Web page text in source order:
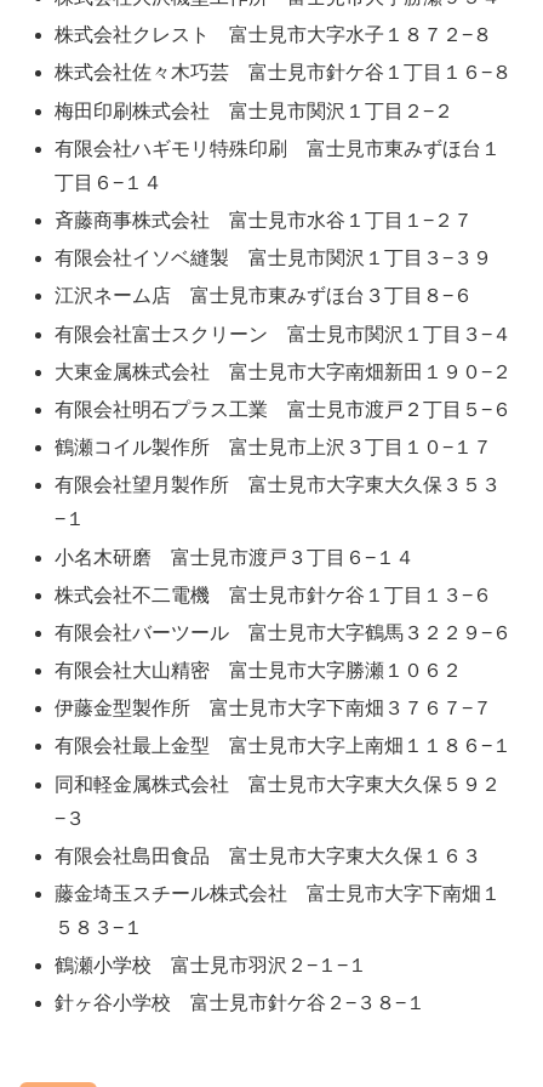
株式会社クレスト 富士見市大字水子１８７２−８
株式会社佐々木巧芸 富士見市針ケ谷１丁目１６−８
梅田印刷株式会社 富士見市関沢１丁目２−２
有限会社ハギモリ特殊印刷 富士見市東みずほ台１
丁目６−１４
斉藤商事株式会社 富士見市水谷１丁目１−２７
有限会社イソベ縫製 富士見市関沢１丁目３−３９
江沢ネーム店 富士見市東みずほ台３丁目８−６
有限会社富士スクリーン 富士見市関沢１丁目３−４
大東金属株式会社 富士見市大字南畑新田１９０−２
有限会社明石プラス工業 富士見市渡戸２丁目５−６
鶴瀬コイル製作所 富士見市上沢３丁目１０−１７
有限会社望月製作所 富士見市大字東大久保３５３
−１
小名木研磨 富士見市渡戸３丁目６−１４
株式会社不二電機 富士見市針ケ谷１丁目１３−６
有限会社バーツール 富士見市大字鶴馬３２２９−６
有限会社大山精密 富士見市大字勝瀬１０６２
伊藤金型製作所 富士見市大字下南畑３７６７−７
有限会社最上金型 富士見市大字上南畑１１８６−１
同和軽金属株式会社 富士見市大字東大久保５９２
−３
有限会社島田食品 富士見市大字東大久保１６３
藤金埼玉スチール株式会社 富士見市大字下南畑１
５８３−１
鶴瀬小学校 富士見市羽沢２−１−１
針ヶ谷小学校 富士見市針ケ谷２−３８−１